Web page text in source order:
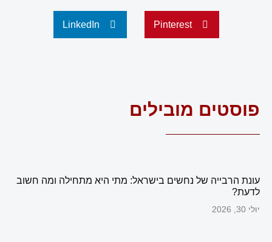
Pinterest
LinkedIn
פוסטים מובילים
עונת הרבייה של נחשים בישראל: מתי היא מתחילה ומה חשוב
לדעת?
יולי 30, 2026